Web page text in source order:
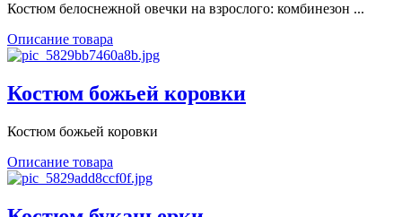
Костюм белоснежной овечки на взрослого: комбинезон ...
Описание товара
Костюм божьей коровки
Костюм божьей коровки
Описание товара